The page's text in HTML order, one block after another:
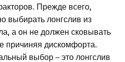
Прежде всего,
выбирать лонгслив из
а он не должен сковывать
дискомфорта.
выбор – это лонгслив